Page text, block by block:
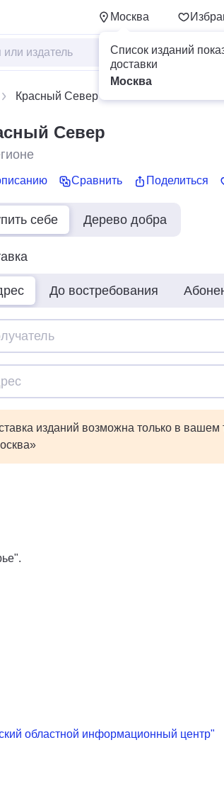
Москва
Список изданий
доставки
Москва
Красный Север
Север
Сравнить Поделиться
себе Дерево добра
До востребования
изданий возможна только в вашем
областной информационный центр"